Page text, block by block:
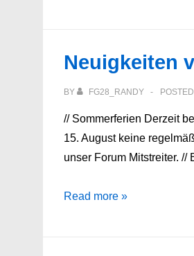
Neuigkeiten
BY FG28_RANDY
// Sommerferien Derzeit
15. August keine
unser Forum Mitstreiter.
Neuigkeiten
Read more »